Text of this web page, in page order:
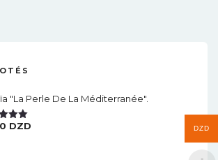
"la Perle De La Méditerranée".
5.00DZD DZD